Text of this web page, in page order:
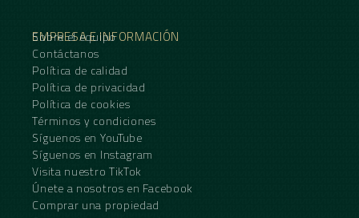
EMPRESA E INFORMACIÓN
Sobre el equipo
Contáctanos
Política de calidad
Política de privacidad
Política de cookies
Términos y condiciones
Síguenos en YouTube
Síguenos en Instagram
Visita nuestro TikTok
Únete a nosotros en Facebook
Comprar una propiedad